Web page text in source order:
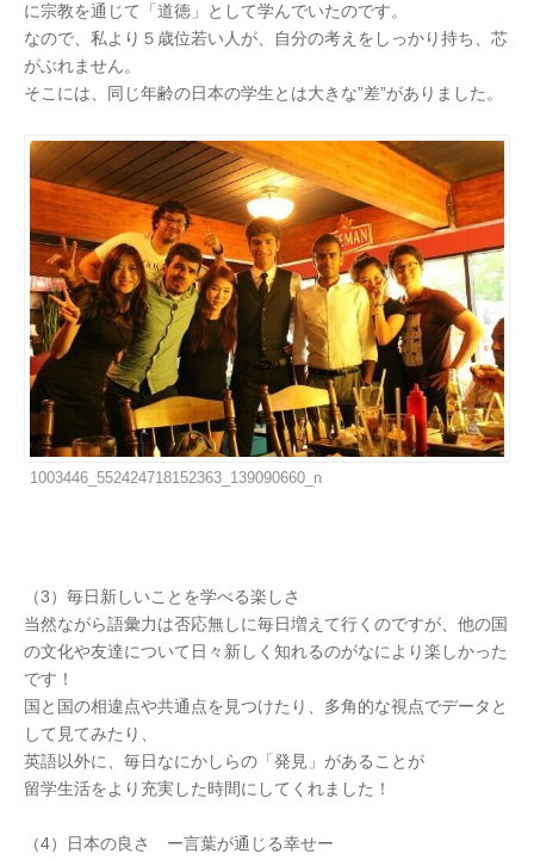
に宗教を通じて「道徳」として学んでいたのです。
なので、私より５歳位若い人が、自分の考えをしっかり持ち、芯
がぶれません。
そこには、同じ年齢の日本の学生とは大きな”差”がありました。
1003446_552424718152363_139090660_n
（3）毎日新しいことを学べる楽しさ
当然ながら語彙力は否応無しに毎日増えて行くのですが、他の国
の文化や友達について日々新しく知れるのがなにより楽しかった
です！
国と国の相違点や共通点を見つけたり、多角的な視点でデータと
して見てみたり、
英語以外に、毎日なにかしらの「発見」があることが
留学生活をより充実した時間にしてくれました！
（4）日本の良さ ー言葉が通じる幸せー